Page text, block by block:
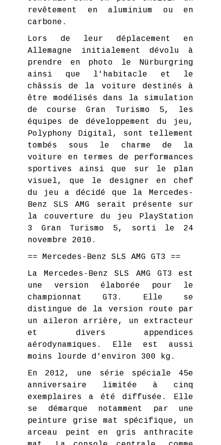
revêtement en aluminium ou en
carbone.
Lors de leur déplacement en
Allemagne initialement dévolu à
prendre en photo le Nürburgring
ainsi que l'habitacle et le
châssis de la voiture destinés à
être modélisés dans la simulation
de course Gran Turismo 5, les
équipes de développement du jeu,
Polyphony Digital, sont tellement
tombés sous le charme de la
voiture en termes de performances
sportives ainsi que sur le plan
visuel, que le designer en chef
du jeu a décidé que la Mercedes-
Benz SLS AMG serait présente sur
la couverture du jeu PlayStation
3 Gran Turismo 5, sorti le 24
novembre 2010.
== Mercedes-Benz SLS AMG GT3 ==
La Mercedes-Benz SLS AMG GT3 est
une version élaborée pour le
championnat GT3. Elle se
distingue de la version route par
un aileron arrière, un extracteur
et divers appendices
aérodynamiques. Elle est aussi
moins lourde d'environ 300 kg.
En 2012, une série spéciale 45e
anniversaire limitée à cinq
exemplaires a été diffusée. Elle
se démarque notamment par une
peinture grise mat spécifique, un
arceau peint en gris anthracite